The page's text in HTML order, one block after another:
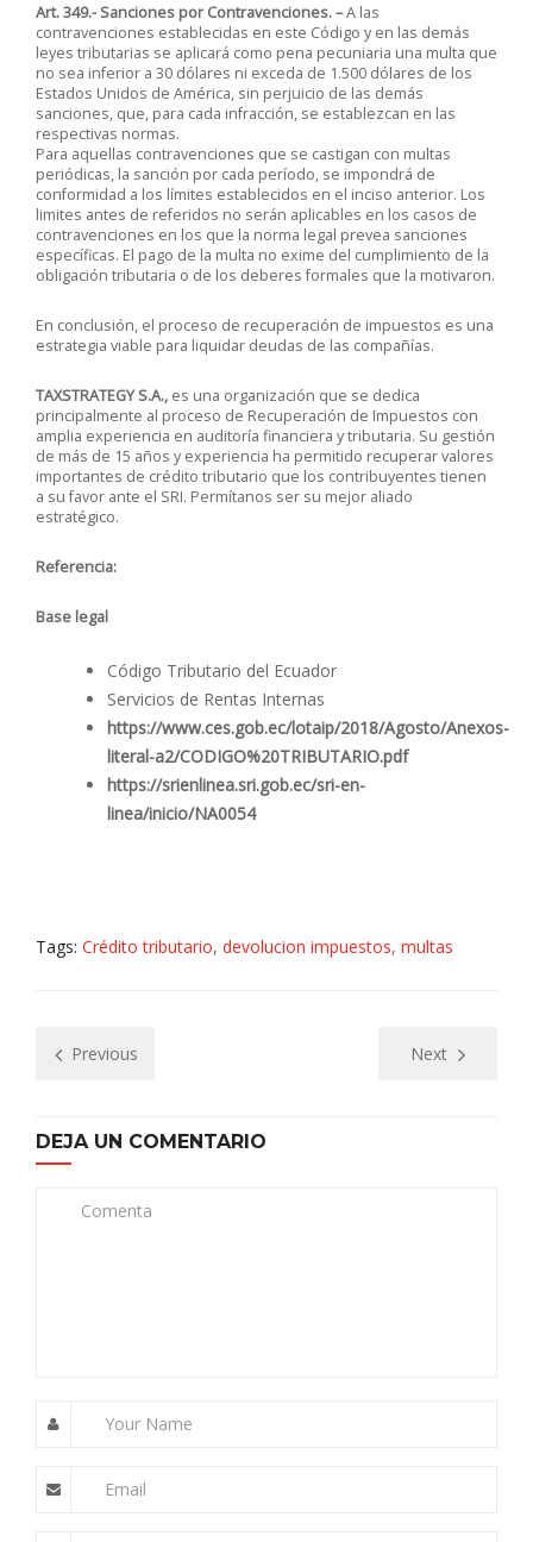
Art. 349.- Sanciones por Contravenciones. –A las
contravenciones establecidas en este Código y en las demás
leyes tributarias se aplicará como pena pecuniaria una multa que
no sea inferior a 30 dólares ni exceda de 1.500 dólares de los
Estados Unidos de América, sin perjuicio de las demás
sanciones, que, para cada infracción, se establezcan en las
respectivas normas.
Para aquellas contravenciones que se castigan con multas
periódicas, la sanción por cada período, se impondrá de
conformidad a los límites establecidos en el inciso anterior. Los
limites antes de referidos no serán aplicables en los casos de
contravenciones en los que la norma legal prevea sanciones
específicas. El pago de la multa no exime del cumplimiento de la
obligación tributaria o de los deberes formales que la motivaron.
En conclusión, el proceso de recuperación de impuestos es una
estrategia viable para liquidar deudas de las compañías.
TAXSTRATEGY S.A., es una organización que se dedica
principalmente al proceso de Recuperación de Impuestos con
amplia experiencia en auditoría financiera y tributaria. Su gestión
de más de 15 años y experiencia ha permitido recuperar valores
importantes de crédito tributario que los contribuyentes tienen
a su favor ante el SRI. Permítanos ser su mejor aliado
estratégico.
Referencia:
Base legal
Código Tributario del Ecuador
Servicios de Rentas Internas
https://www.ces.gob.ec/lotaip/2018/Agosto/Anexos-
literal-a2/CODIGO%20TRIBUTARIO.pdf
https://srienlinea.sri.gob.ec/sri-en-
linea/inicio/NA0054
Tags: Crédito tributario, devolucion impuestos, multas
Previous Next
DEJA UN COMENTARIO
Comenta
Your Name
Email